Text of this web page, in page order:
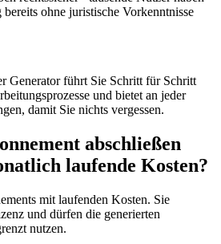
ohne juristische Vorkenntnisse
Generator führt Sie Schritt für Schritt
und bietet an jeder
damit Sie nichts vergessen.
abschließen
laufende Kosten?
mit laufenden Kosten. Sie
und dürfen die generierten
nutzen.